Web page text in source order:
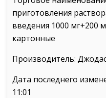
приготовления
введения 1000 мг+200
картонные
Производитель:
Дата последнего
11:01